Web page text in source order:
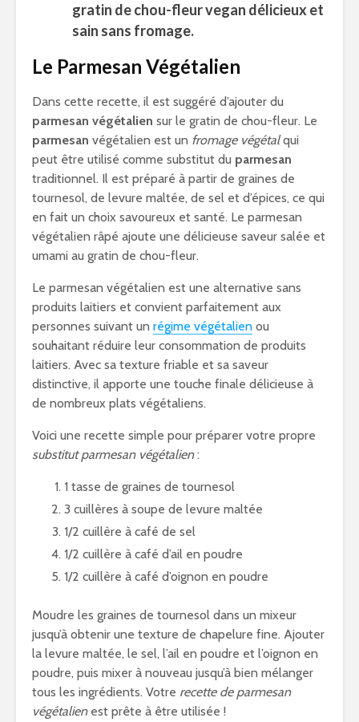
gratin de chou-fleur vegan délicieux et
sain sans fromage.
Le Parmesan Végétalien
Dans cette recette, il est suggéré d’ajouter du
parmesan végétalien sur le gratin de chou-fleur. Le
parmesan végétalien est un fromage végétalqui
peut être utilisé comme substitut du parmesan
traditionnel. Il est préparé à partir de graines de
tournesol, de levure maltée, de sel et d’épices, ce qui
en fait un choix savoureux et santé. Le parmesan
végétalien râpé ajoute une délicieuse saveur salée et
umami au gratin de chou-fleur.
Le parmesan végétalien est une alternative sans
produits laitiers et convient parfaitement aux
personnes suivant un régime végétalien ou
souhaitant réduire leur consommation de produits
laitiers. Avec sa texture friable et sa saveur
distinctive, il apporte une touche finale délicieuse à
de nombreux plats végétaliens.
Voici une recette simple pour préparer votre propre
substitut parmesan végétalien:
1 tasse de graines de tournesol
3 cuillères à soupe de levure maltée
1/2 cuillère à café de sel
1/2 cuillère à café d’ail en poudre
1/2 cuillère à café d’oignon en poudre
Moudre les graines de tournesol dans un mixeur
jusqu’à obtenir une texture de chapelure fine. Ajouter
la levure maltée, le sel, l’ail en poudre et l’oignon en
poudre, puis mixer à nouveau jusqu’à bien mélanger
tous les ingrédients. Votre recette de parmesan
végétalienest prête à être utilisée !